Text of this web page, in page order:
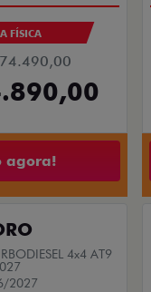
FÍSICA
agora!
4x4 AT9
2027